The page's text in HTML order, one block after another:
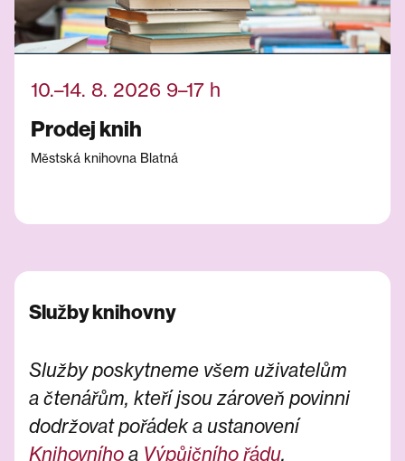
10.–14. 8. 2026 9–17 h
Prodej knih
Městská knihovna Blatná
Služby knihovny
Služby poskytneme všem uživatelům
a čtenářům, kteří jsou zároveň povinni
dodržovat pořádek a ustanovení
Knihovníhoa Výpůjčního řádu.